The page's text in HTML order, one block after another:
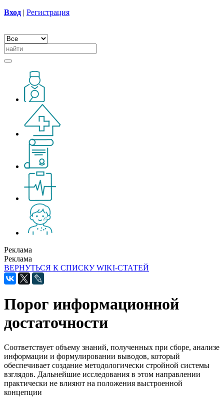
Вход | Регистрация
Реклама
Реклама
ВЕРНУТЬСЯ К СПИСКУ WIKI-СТАТЕЙ
Порог информационной
достаточности
Соответствует объему знаний, полученных при сборе, анализе
информации и формулировании выводов, который
обеспечивает создание методологически стройной системы
взглядов. Дальнейшие исследования в этом направлении
практически не влияют на положения выстроенной
концепции